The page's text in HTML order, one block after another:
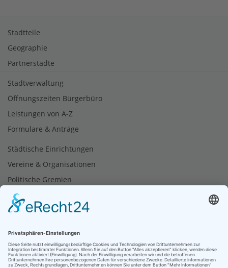
Stadtteile
Geographie
Partnerstädte
Stadtverwaltung
Öffnungszeiten Bürgerbüro
Leistungen von A-Z
Formulare & Anträge
Städtische Einrichtungen
Vereine & Organisationen
Politische Gremien
Tourismus
Soziale Netzwerke
Bürgerbüro